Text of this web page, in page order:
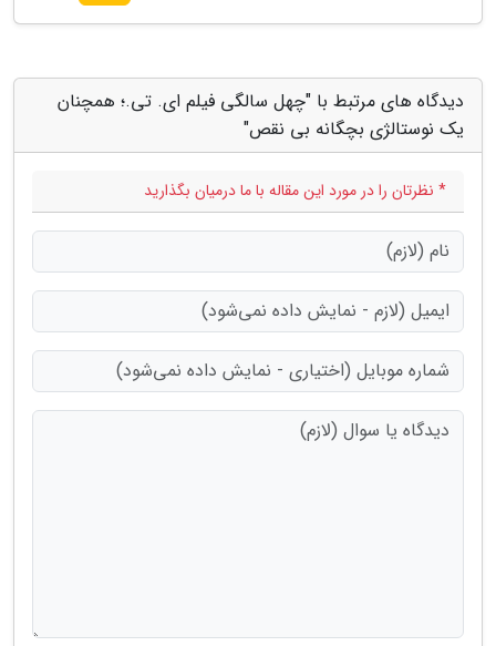
دیدگاه های مرتبط با "چهل سالگی فیلم ای. تی.؛ همچنان
یک نوستالژی بچگانه بی نقص"
* نظرتان را در مورد این مقاله با ما درمیان بگذارید